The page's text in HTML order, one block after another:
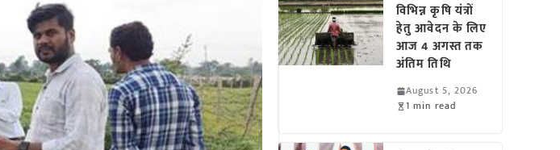
विभिन्न कृषि यंत्रों
हेतु आवेदन के लिए
आज 4 अगस्त तक
अंतिम तिथि
August 5, 2026
1 min read